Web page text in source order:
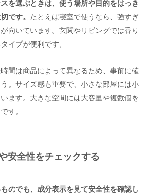
を選ぶときは、使う場所や目的をはっき
です。 たとえば寝室で使うなら、強すぎ
向いています。玄関やリビングでは香り
イプが便利です。
間は商品によって異なるため、事前に確
。サイズ感も重要で、小さな部屋には小
ます。大きな空間には大容量や複数個を
す。
安全性をチェックする
のでも、成分表示を見て安全性を確認し